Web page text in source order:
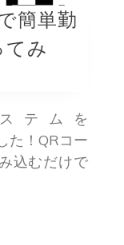
簡単勤
み
テムを
た！QRコー
込むだけで